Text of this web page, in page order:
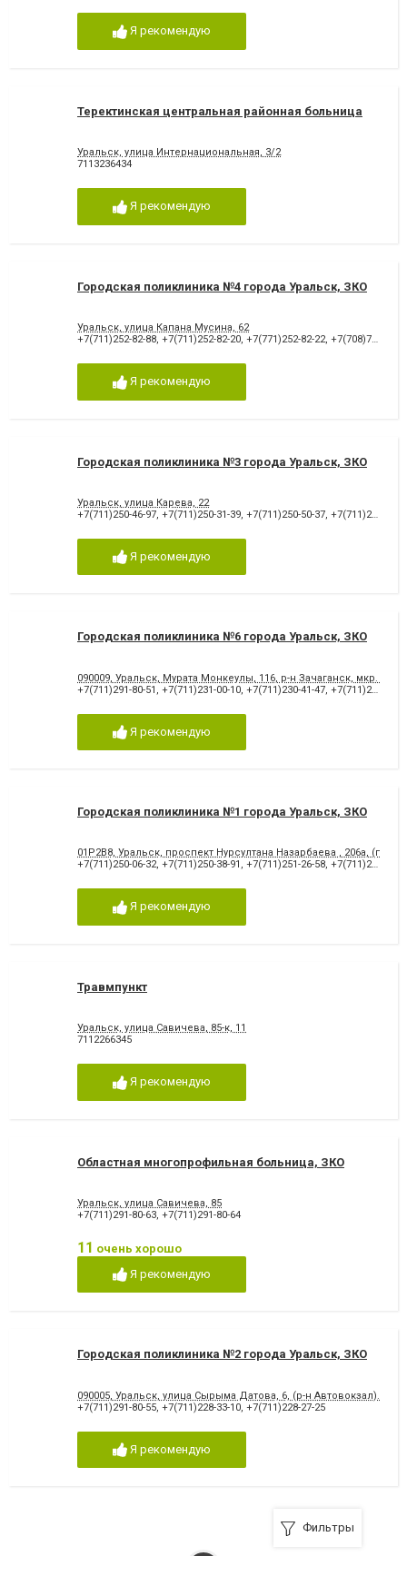
Я рекомендую
Теректинская центральная районная больница
Уральск, улица Интернациональная, 3/2
7113236434
Я рекомендую
Городская поликлиника №4 города Уральск, ЗКО
Уральск, улица Капана Мусина, 62
+7(711)252-82-88, +7(711)252-82-20, +7(771)252-82-22, +7(708)767-21-96
Я рекомендую
Городская поликлиника №3 города Уральск, ЗКО
Уральск, улица Карева, 22
+7(711)250-46-97, +7(711)250-31-39, +7(711)250-50-37, +7(711)251-40-34
Я рекомендую
Городская поликлиника №6 города Уральск, ЗКО
090009, Уральск, Мурата Монкеулы, 116, р-н Зачаганск, мкр.
+7(711)291-80-51
+7(711)231-00-10 +7(711)230-41-47 +7(711)230-31-35
Я рекомендую
Городская поликлиника №1 города Уральск, ЗКО
01P2B8, Уральск, проспект Нурсултана Назарбаева , 206а,
+7(711)250-06-32, +7(711)250-38-91 , +7(711)251-26-58, +7(711)251-52-42
Я рекомендую
Травмпункт
Уральск, улица Савичева, 85-к, 11
7112266345
Я рекомендую
Областная многопрофильная больница, ЗКО
Уральск, улица Савичева, 85
+7(711)291-80-63, +7(711)291-80-64
11 очень хорошо
Я рекомендую
Городская поликлиника №2 города Уральск, ЗКО
090005, Уральск, улица Сырыма Датова, 6, (р-н Автовокзал).
+7(711)291-80-55, +7(711)228-33-10, +7(711)228-27-25
Я рекомендую
Фильтры